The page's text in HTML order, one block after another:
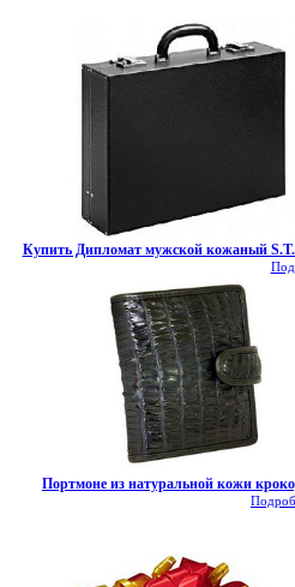
Купить Дипломат мужской кожаный
Портмоне из натуральной кожи